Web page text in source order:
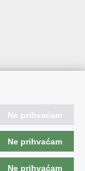
Ne prihvaćam
Ne prihvaćam
Ne prihvaćam